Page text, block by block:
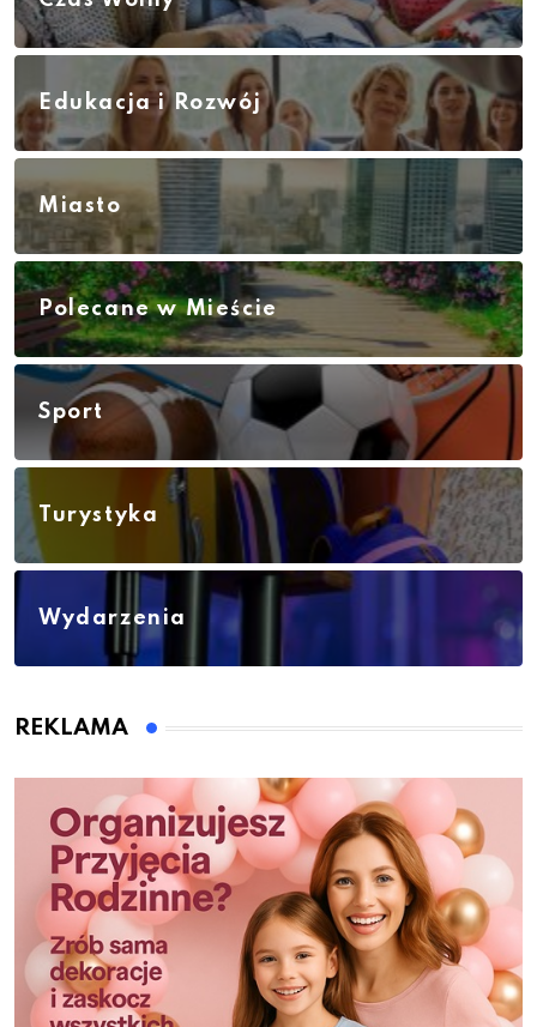
Edukacja i Rozwój
Miasto
Polecane w Mieście
Sport
Turystyka
Wydarzenia
REKLAMA